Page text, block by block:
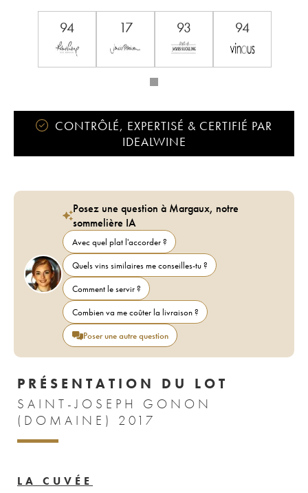
94 17 93 94
CONTRÔLÉ, EXPERTISÉ & CERTIFIÉ PAR
IDEALWINE
Posez une question à Margaux, notre
sommelière IA
Avec quel plat l'accorder ?
Quels vins similaires me conseilles-tu ?
Comment le servir ?
Combien va me coûter la livraison ?
Poser une autre question
PRÉSENTATION DU LOT
SAINT-JOSEPH GONON
(DOMAINE) 2017
LA CUVÉE